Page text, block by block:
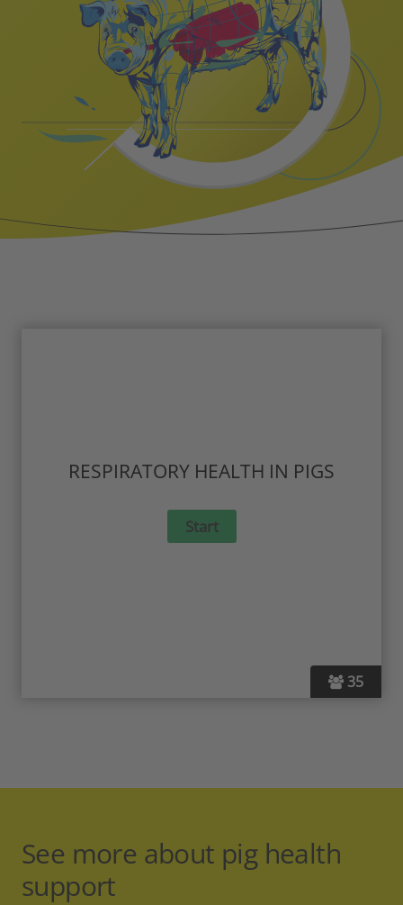
35
RESPIRATORY HEALTH IN PIGS
See more about pig health
support